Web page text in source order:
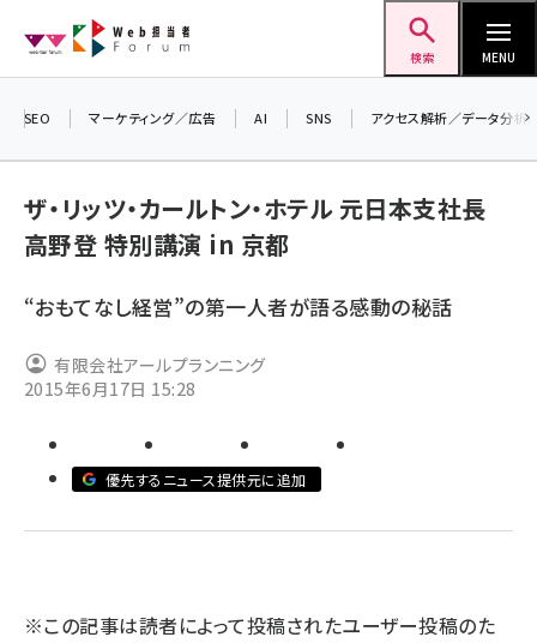
ン
検索 MENU
ai (2804)
youtube (2429)
note (2312)
セミナー (2303)
z世代 (1622)
meo (1275)
SEO マーケティング／広告 AI SNS アクセス解析／データ分析
ザ・リッツ・カールトン・ホテル 元日本支社長
高野登 特別講演 in 京都
“おもてなし経営”の第一人者が語る感動の秘話
有限会社アールプランニング
2015年6月17日 15:28
優先するニュース提供元に追加
※この記事は読者によって投稿されたユーザー投稿のた